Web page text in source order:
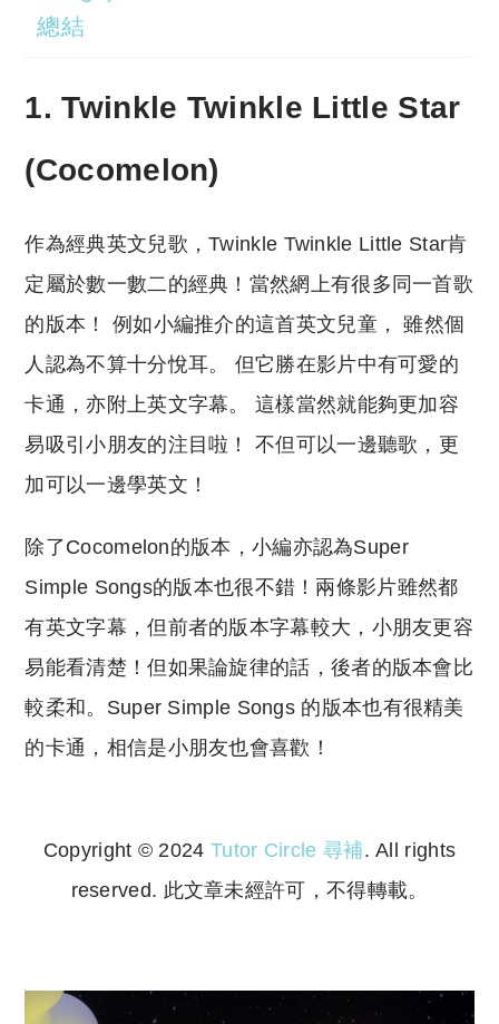
總結
1. Twinkle Twinkle Little Star
(Cocomelon)
作為經典英文兒歌，Twinkle Twinkle Little Star肯
定屬於數一數二的經典！當然網上有很多同一首歌
的版本！ 例如小編推介的這首英文兒童， 雖然個
人認為不算十分悅耳。 但它勝在影片中有可愛的
卡通，亦附上英文字幕。 這樣當然就能夠更加容
易吸引小朋友的注目啦！ 不但可以一邊聽歌，更
加可以一邊學英文！
除了Cocomelon的版本，小編亦認為Super
Simple Songs的版本也很不錯！兩條影片雖然都
有英文字幕，但前者的版本字幕較大，小朋友更容
易能看清楚！但如果論旋律的話，後者的版本會比
較柔和。Super Simple Songs 的版本也有很精美
的卡通，相信是小朋友也會喜歡！
Copyright © 2024 Tutor Circle 尋補. All rights
reserved. 此文章未經許可，不得轉載。